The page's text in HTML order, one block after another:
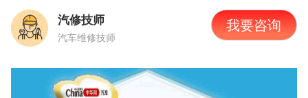
汽修技师
汽车维修技师
我要咨询